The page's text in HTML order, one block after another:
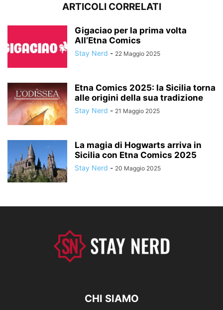
ARTICOLI CORRELATI
Gigaciao per la prima volta
All’Etna Comics
Stay Nerd - 22 Maggio 2025
Etna Comics 2025: la Sicilia torna
alle origini della sua tradizione
Stay Nerd - 21 Maggio 2025
La magia di Hogwarts arriva in
Sicilia con Etna Comics 2025
Stay Nerd - 20 Maggio 2025
CHI SIAMO